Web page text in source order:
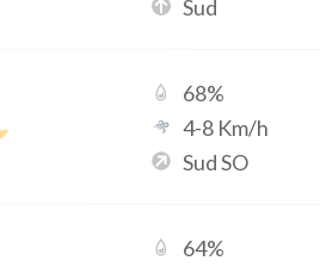
Sud
68%
4-8 Km/h
Sud SO
64%